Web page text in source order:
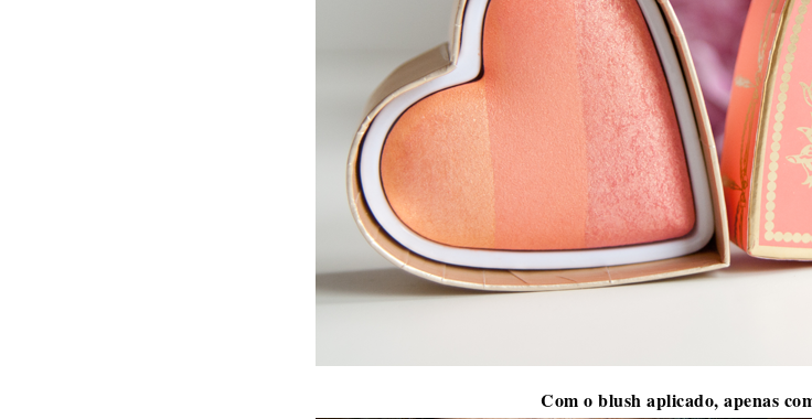
Com o blush aplicado, apenas